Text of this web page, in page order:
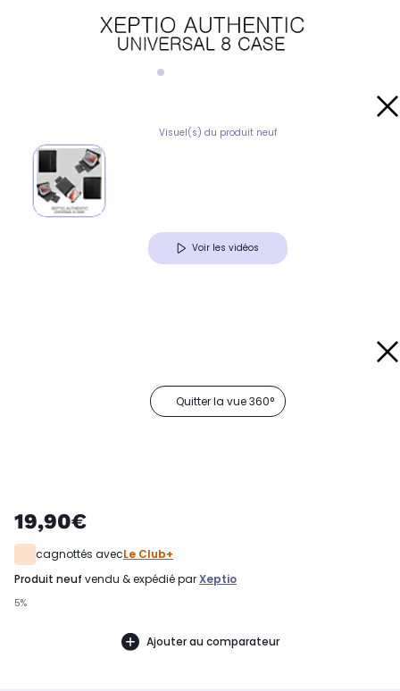
Visuel(s) du produit neuf
Voir les vidéos
Quitter la vue 360°
19,90€
cagnottés avecLe Club+
produit neuf vendu & expédié parXeptio
5%
Ajouter au comparateur